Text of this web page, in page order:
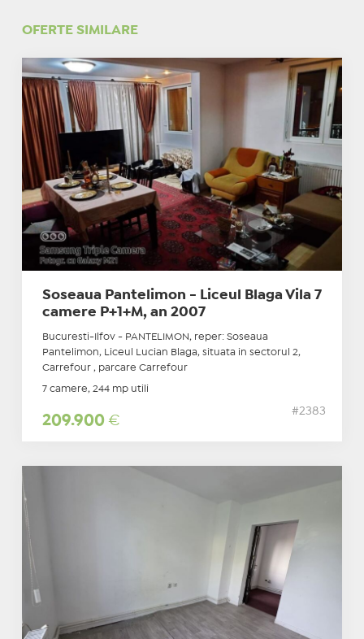
OFERTE SIMILARE
Soseaua Pantelimon - Liceul Blaga Vila 7
camere P+1+M, an 2007
Bucuresti-Ilfov - PANTELIMON, reper: Soseaua
Pantelimon, Liceul Lucian Blaga, situata in sectorul 2,
Carrefour , parcare Carrefour
7 camere, 244 mp utili
209.900 €
#2383